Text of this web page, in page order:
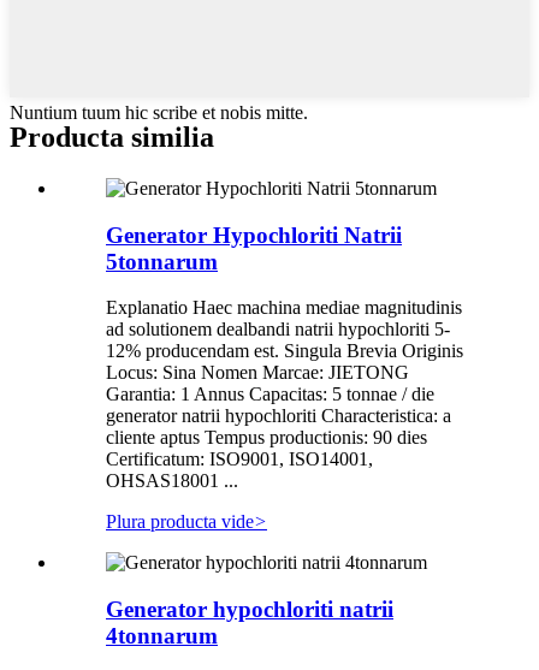
Nuntium tuum hic scribe et nobis mitte.
Producta similia
Generator Hypochloriti Natrii
5tonnarum
Explanatio Haec machina mediae magnitudinis
ad solutionem dealbandi natrii hypochloriti 5-
12% producendam est. Singula Brevia Originis
Locus: Sina Nomen Marcae: JIETONG
Garantia: 1 Annus Capacitas: 5 tonnae / die
generator natrii hypochloriti Characteristica: a
cliente aptus Tempus productionis: 90 dies
Certificatum: ISO9001, ISO14001,
OHSAS18001 ...
Plura producta vide>
Generator hypochloriti natrii
4tonnarum